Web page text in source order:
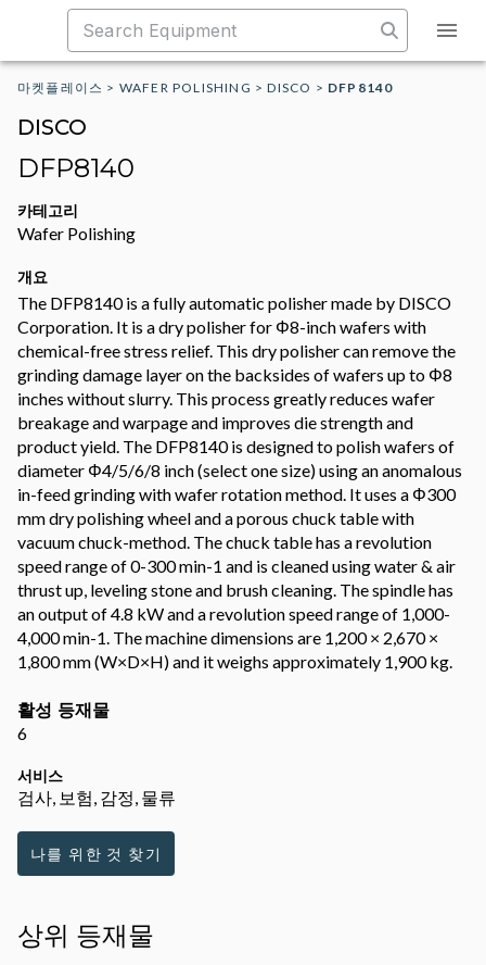
마켓플레이스 > WAFER POLISHING >DISCO > DFP8140
DISCO
DFP8140
카테고리
Wafer Polishing
개요
The DFP8140 is a fully automatic polisher made by DISCO
Corporation. It is a dry polisher for Φ8-inch wafers with
chemical-free stress relief. This dry polisher can remove the
grinding damage layer on the backsides of wafers up to Φ8
inches without slurry. This process greatly reduces wafer
breakage and warpage and improves die strength and
product yield. The DFP8140 is designed to polish wafers of
diameter Φ4/5/6/8 inch (select one size) using an anomalous
in-feed grinding with wafer rotation method. It uses a Φ300
mm dry polishing wheel and a porous chuck table with
vacuum chuck-method. The chuck table has a revolution
speed range of 0-300 min-1 and is cleaned using water & air
thrust up, leveling stone and brush cleaning. The spindle has
an output of 4.8 kW and a revolution speed range of 1,000-
4,000 min-1. The machine dimensions are 1,200 × 2,670 ×
1,800 mm (W×D×H) and it weighs approximately 1,900 kg.
활성 등재물
6
서비스
검사, 보험, 감정, 물류
나를 위한 것 찾기
상위 등재물